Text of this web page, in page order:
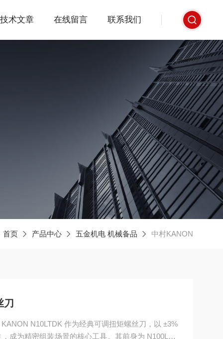
技术文章 在线留言 联系我们
首页 产品中心 五金机电 机械备品 中村KANON
刀
N10LTDK 作为经典可调扭矩螺丝刀，以 ±3%
成为精密组装场景的核心工具。其前身为 N100LTD